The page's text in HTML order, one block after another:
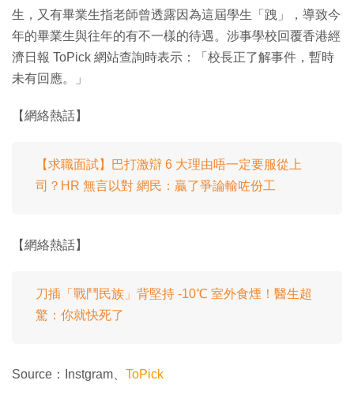
生，又有畢業生指老師曾透露因為這屆學生「跩」，導致今
年的畢業生與往年的有不一樣的待遇。涉事學校回覆香港經
濟日報 ToPick 網站查詢時表示：「校長正了解事件，暫時
未有回應。」
【網絡熱話】
【求職面試】巴打激辯 6 大理由唔一定要服從上
司？HR 無言以對 網民：贏了爭論輸咗份工
【網絡熱話】
刀插「戰鬥民族」背堅持 -10℃ 室外食煙！醫生超
驚：你就快死了
Source：Instgram、 ToPick